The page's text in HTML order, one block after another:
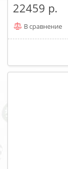
22459
В сравнение